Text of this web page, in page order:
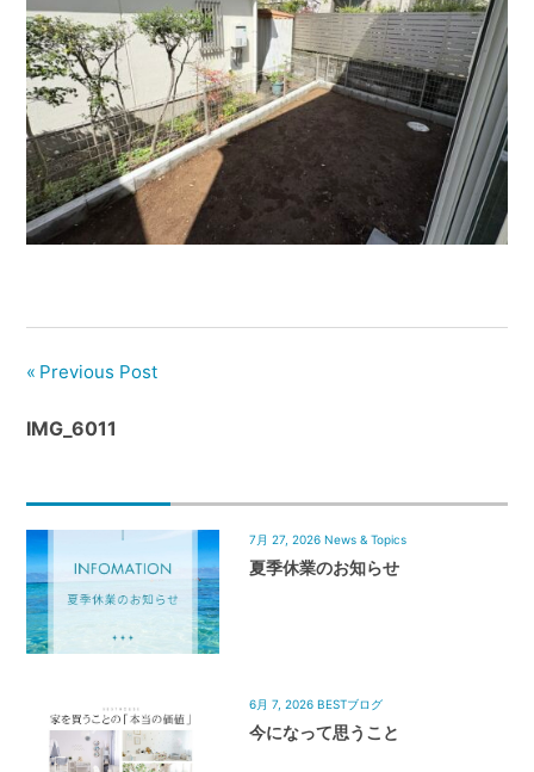
入・
売
却・
賃
貸・
管
理
｜
密
着
HOUSE
Previous Post
IMG_6011
7月 27, 2026 News & Topics
夏季休業のお知らせ
6月 7, 2026 BESTブログ
今になって思うこと